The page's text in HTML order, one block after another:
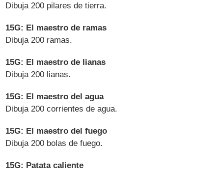
Dibuja 200 pilares de tierra.
15G: El maestro de ramas
Dibuja 200 ramas.
15G: El maestro de lianas
Dibuja 200 lianas.
15G: El maestro del agua
Dibuja 200 corrientes de agua.
15G: El maestro del fuego
Dibuja 200 bolas de fuego.
15G: Patata caliente